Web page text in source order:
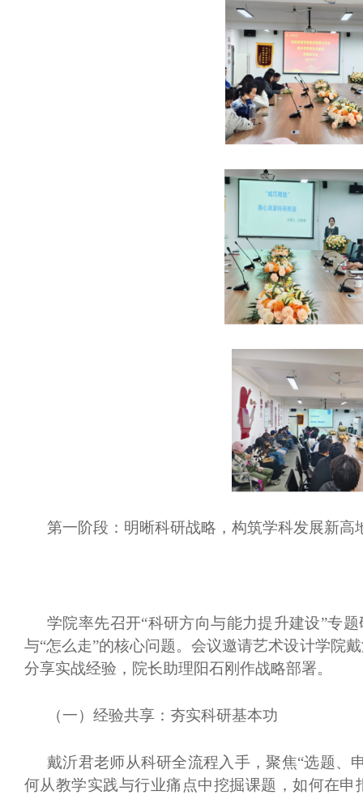
第一阶段：明晰科研战略，构筑学科发展新高
学院率先召开“科研方向与能力提升建设”专
与“怎么走”的核心问题。会议邀请艺术设计学院
分享实战经验，院长助理阳石刚作战略部署。
（一） 经验共享：夯实科研基本功
戴沂君老师从科研全流程入手，聚焦“选题、
何从教学实践与行业痛点中挖掘课题，如何在